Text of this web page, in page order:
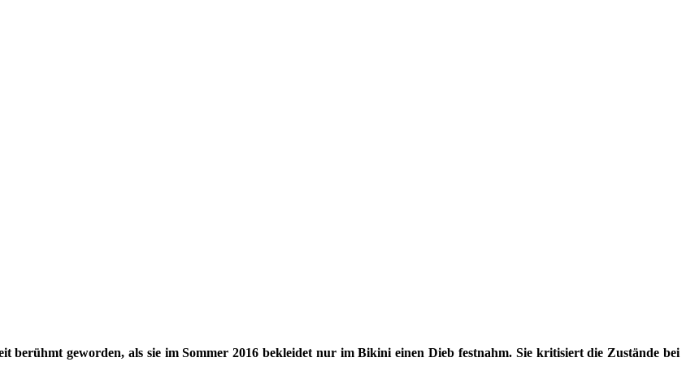
geworden, als sie im Sommer 2016 bekleidet nur im Bikini einen Dieb festnahm. Sie kritisiert die Zustände bei